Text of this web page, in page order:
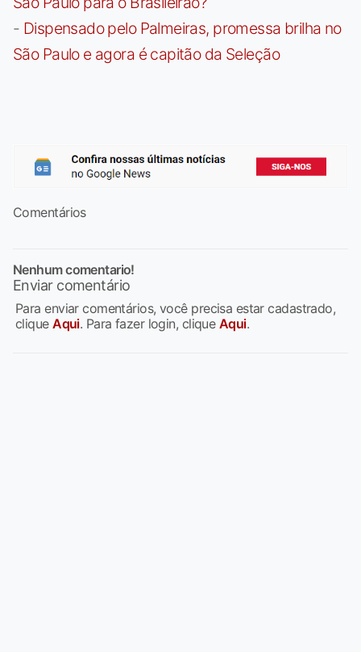
- Dispensado pelo Palmeiras, promessa brilha no
São Paulo e agora é capitão da Seleção
Comentários
Nenhum comentario!
Enviar comentário
Para enviar comentários, você precisa estar cadastrado,
cliqueAqui. Para fazer login, clique Aqui.